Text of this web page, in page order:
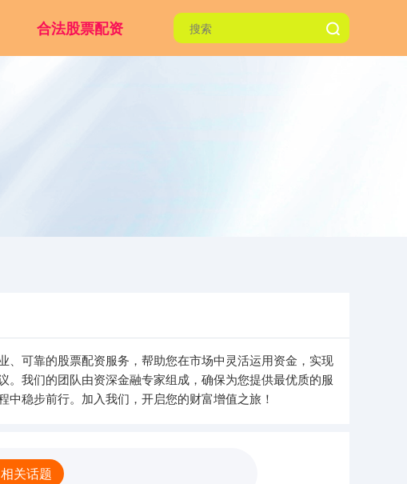
合法股票配资
可靠的股票配资服务，帮助您在市场中灵活运用资金，实现
我们的团队由资深金融专家组成，确保为您提供最优质的服
稳步前行。加入我们，开启您的财富增值之旅！
关话题